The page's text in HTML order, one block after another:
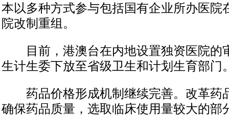
本以多种方式参与包括国有企业所办医院
院改制重组。
目前，港澳台在内地设置独资医院的
生计生委下放至省级卫生和计划生育部门
药品价格形成机制继续完善。改革药
确保药品质量，选取临床使用量较大的部